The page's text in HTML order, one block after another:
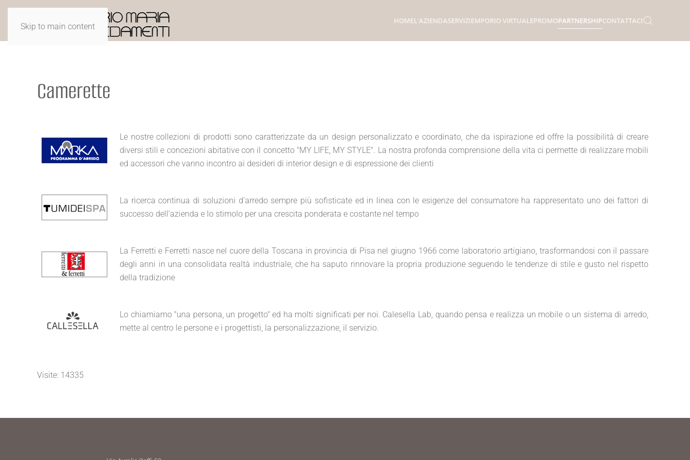
Skip to main content
HOMEL'AZIENDASERVIZIEMPORIO VIRTUALEPROMOPARTNERSHIPCONTATTACI
Camerette
Le nostre collezioni di prodotti sono caratterizzate da un design personalizzato e coordinato, che da ispirazione ed offre la possibilità di creare
diversi stili e concezioni abitative con il concetto "MY LIFE, MY STYLE". La nostra profonda comprensione della vita ci permette di realizzare mobili
ed accessori che vanno incontro ai desideri di interior design e di espressione dei clienti
La ricerca continua di soluzioni d’arredo sempre più sofisticate ed in linea con le esigenze del consumatore ha rappresentato uno dei fattori di
successo dell’azienda e lo stimolo per una crescita ponderata e costante nel tempo
La Ferretti e Ferretti nasce nel cuore della Toscana in provincia di Pisa nel giugno 1966 come laboratorio artigiano, trasformandosi con il passare
degli anni in una consolidata realtà industriale, che ha saputo rinnovare la propria produzione seguendo le tendenze di stile e gusto nel rispetto
della tradizione
Lo chiamiamo "una persona, un progetto" ed ha molti significati per noi. Calesella Lab, quando pensa e realizza un mobile o un sistema di arredo,
mette al centro le persone e i progettisti, la personalizzazione, il servizio.
Visite: 14335